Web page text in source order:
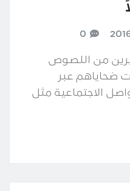
0
من اللصوص
ضحاياهم عبر
الاجتماعية مثل